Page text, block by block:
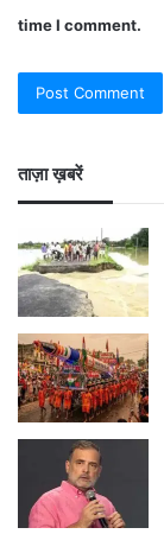
time I comment.
ताज़ा ख़बरें